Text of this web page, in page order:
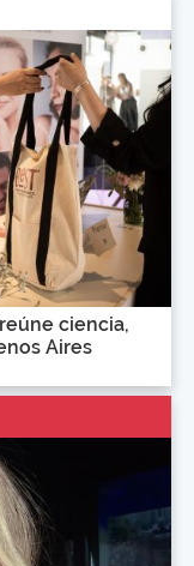
ciencia,
Aires